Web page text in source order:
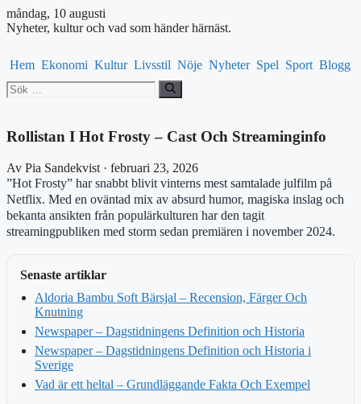
måndag, 10 augusti
Nyheter, kultur och vad som händer härnäst.
Hem Ekonomi Kultur Livsstil Nöje Nyheter Spel Sport Blogg
Sök
efter:
Rollistan I Hot Frosty – Cast Och Streaminginfo
Av Pia Sandekvist · februari 23, 2026
”Hot Frosty” har snabbt blivit vinterns mest samtalade julfilm på
Netflix. Med en oväntad mix av absurd humor, magiska inslag och
bekanta ansikten från populärkulturen har den tagit
streamingpubliken med storm sedan premiären i november 2024.
Senaste artiklar
Aldoria Bambu Soft Bärsjal – Recension, Färger Och
Knutning
Newspaper – Dagstidningens Definition och Historia
Newspaper – Dagstidningens Definition och Historia i
Sverige
Vad är ett heltal – Grundläggande Fakta Och Exempel